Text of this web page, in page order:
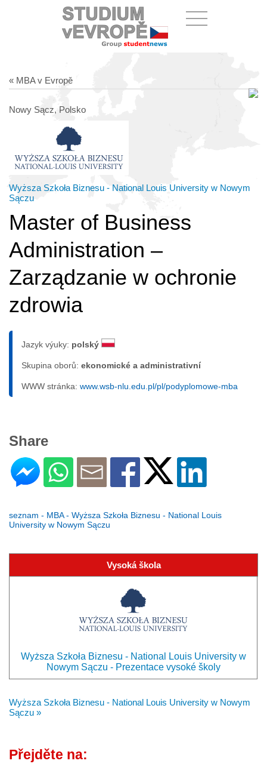
« MBA v Evropě
Nowy Sącz, Polsko
Wyższa Szkoła Biznesu - National Louis University w Nowym
Sączu
Master of Business
Administration –
Zarządzanie w ochronie
zdrowia
Jazyk výuky: polský
Skupina oborů: ekonomické a administrativní
WWW stránka: www.wsb-nlu.edu.pl/pl/podyplomowe-mba
Share
seznam - MBA - Wyższa Szkoła Biznesu - National Louis
University w Nowym Sączu
Vysoká škola
Wyższa Szkoła Biznesu - National Louis University w
Nowym Sączu - Prezentace vysoké školy
Wyższa Szkoła Biznesu - National Louis University w Nowym
Sączu »
Přejděte na: